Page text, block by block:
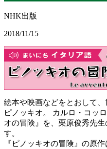
NHK出版
2018/11/15
絵本や映画などをとおして
ピノッキオ。 カルロ・コッ
オの冒険』を、栗原俊秀先
す。
『ピノッキオの冒険』の原